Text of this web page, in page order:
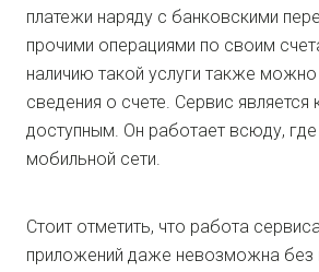
платежи наряду с банковскими
прочими операциями по своим
наличию такой услуги также
сведения о счете. Сервис является
доступным. Он работает всюду, где
мобильной сети.
Стоит отметить, что работа
приложений даже невозможна без